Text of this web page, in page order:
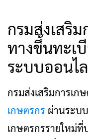
กรมส่งเสริ
ทางขึ้นทะเ
ระบบออนไ
กรมส่งเสริมการเก
เกษตรกร ผ่านระบบ
เกษตรกรรายใหม่